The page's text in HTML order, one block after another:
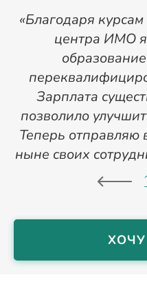
«Благодаря
центра ИМО
Зарплата
позволило
Теперь отправляю
ныне своих